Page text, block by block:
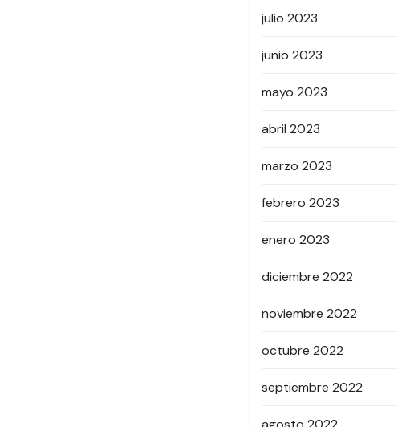
julio 2023
junio 2023
mayo 2023
abril 2023
marzo 2023
febrero 2023
enero 2023
diciembre 2022
noviembre 2022
octubre 2022
septiembre 2022